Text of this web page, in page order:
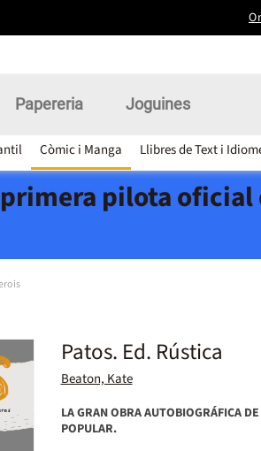
Còmic i Manga Llibres de Text i
Papereria Joguines
pilota oficial
Patos. Ed. Rústica
Beaton, Kate
LA GRAN OBRA AUTOBIOGRÁFICA
POPULAR.